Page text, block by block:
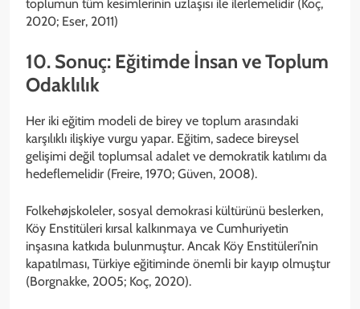
toplumun tüm kesimlerinin uzlaşısı ile ilerlemelidir (Koç,
2020; Eser, 2011)
10. Sonuç: Eğitimde İnsan ve Toplum
Odaklılık
Her iki eğitim modeli de birey ve toplum arasındaki
karşılıklı ilişkiye vurgu yapar. Eğitim, sadece bireysel
gelişimi değil toplumsal adalet ve demokratik katılımı da
hedeflemelidir (Freire, 1970; Güven, 2008).
Folkehøjskoleler, sosyal demokrasi kültürünü beslerken,
Köy Enstitüleri kırsal kalkınmaya ve Cumhuriyetin
inşasına katkıda bulunmuştur. Ancak Köy Enstitüleri’nin
kapatılması, Türkiye eğitiminde önemli bir kayıp olmuştur
(Borgnakke, 2005; Koç, 2020).